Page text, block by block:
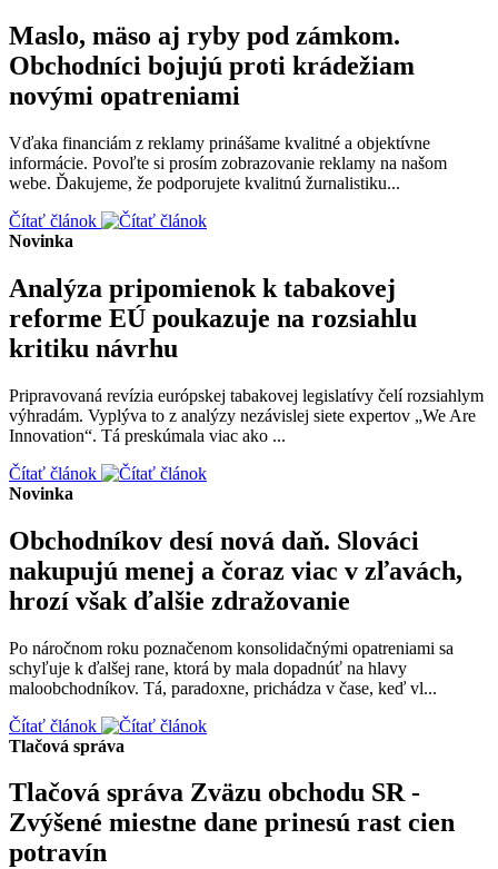
Maslo, mäso aj ryby pod zámkom.
Obchodníci bojujú proti krádežiam
novými opatreniami
Vďaka financiám z reklamy prinášame kvalitné a objektívne
informácie. Povoľte si prosím zobrazovanie reklamy na našom
webe. Ďakujeme, že podporujete kvalitnú žurnalistiku...
Čítať článok
Novinka
Analýza pripomienok k tabakovej
reforme EÚ poukazuje na rozsiahlu
kritiku návrhu
Pripravovaná revízia európskej tabakovej legislatívy čelí rozsiahlym
výhradám. Vyplýva to z analýzy nezávislej siete expertov „We Are
Innovation“. Tá preskúmala viac ako ...
Čítať článok
Novinka
Obchodníkov desí nová daň. Slováci
nakupujú menej a čoraz viac v zľavách,
hrozí však ďalšie zdražovanie
Po náročnom roku poznačenom konsolidačnými opatreniami sa
schyľuje k ďalšej rane, ktorá by mala dopadnúť na hlavy
maloobchodníkov. Tá, paradoxne, prichádza v čase, keď vl...
Čítať článok
Tlačová správa
Tlačová správa Zväzu obchodu SR -
Zvýšené miestne dane prinesú rast cien
potravín